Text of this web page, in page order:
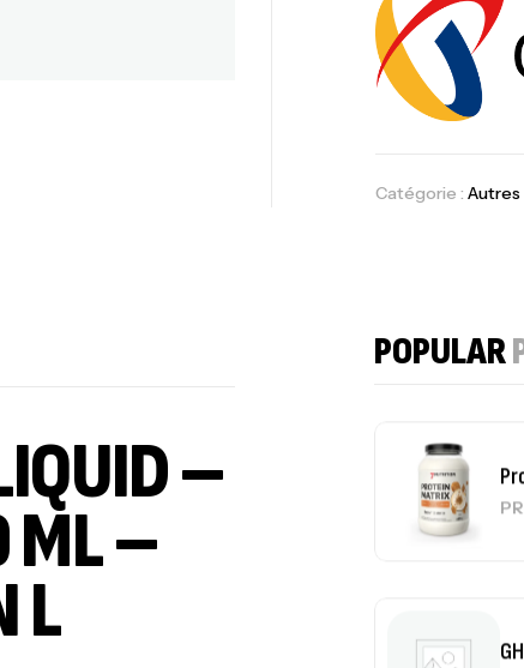
Catégorie : Autres
–
ML –
L
POPULAR